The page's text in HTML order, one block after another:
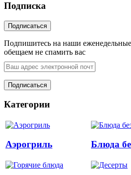
Подписка
Подпишитесь на наши
обещаем не спамить вас
Категории
Аэрогриль Блюда